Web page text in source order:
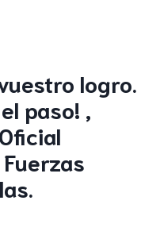
logro.
paso! ,